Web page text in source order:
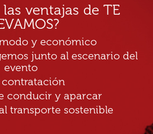
ventajas de TE
y económico
junto al escenario del
evento
contratación
conducir y aparcar
transporte sostenible